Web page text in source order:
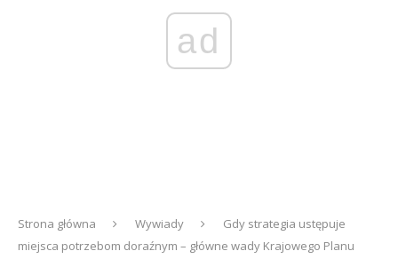
ad
Strona główna Wywiady
Gdy strategia ustępuje
miejsca potrzebom doraźnym – główne wady Krajowego Planu